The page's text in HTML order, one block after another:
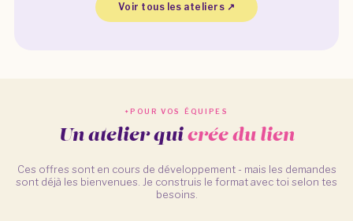
Voir tous les ateliers ↗
POUR VOS ÉQUIPES
Un atelier quicrée du lien
Ces offres sont en cours de développement - mais les demandes
sont déjà les bienvenues. Je construis le format avec toi selon tes
besoins.